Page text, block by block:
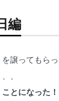
編
譲ってもら
、
とになった